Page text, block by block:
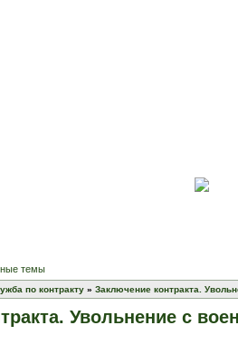
темы
по контракту » Заключение контракта.
Увольнение с